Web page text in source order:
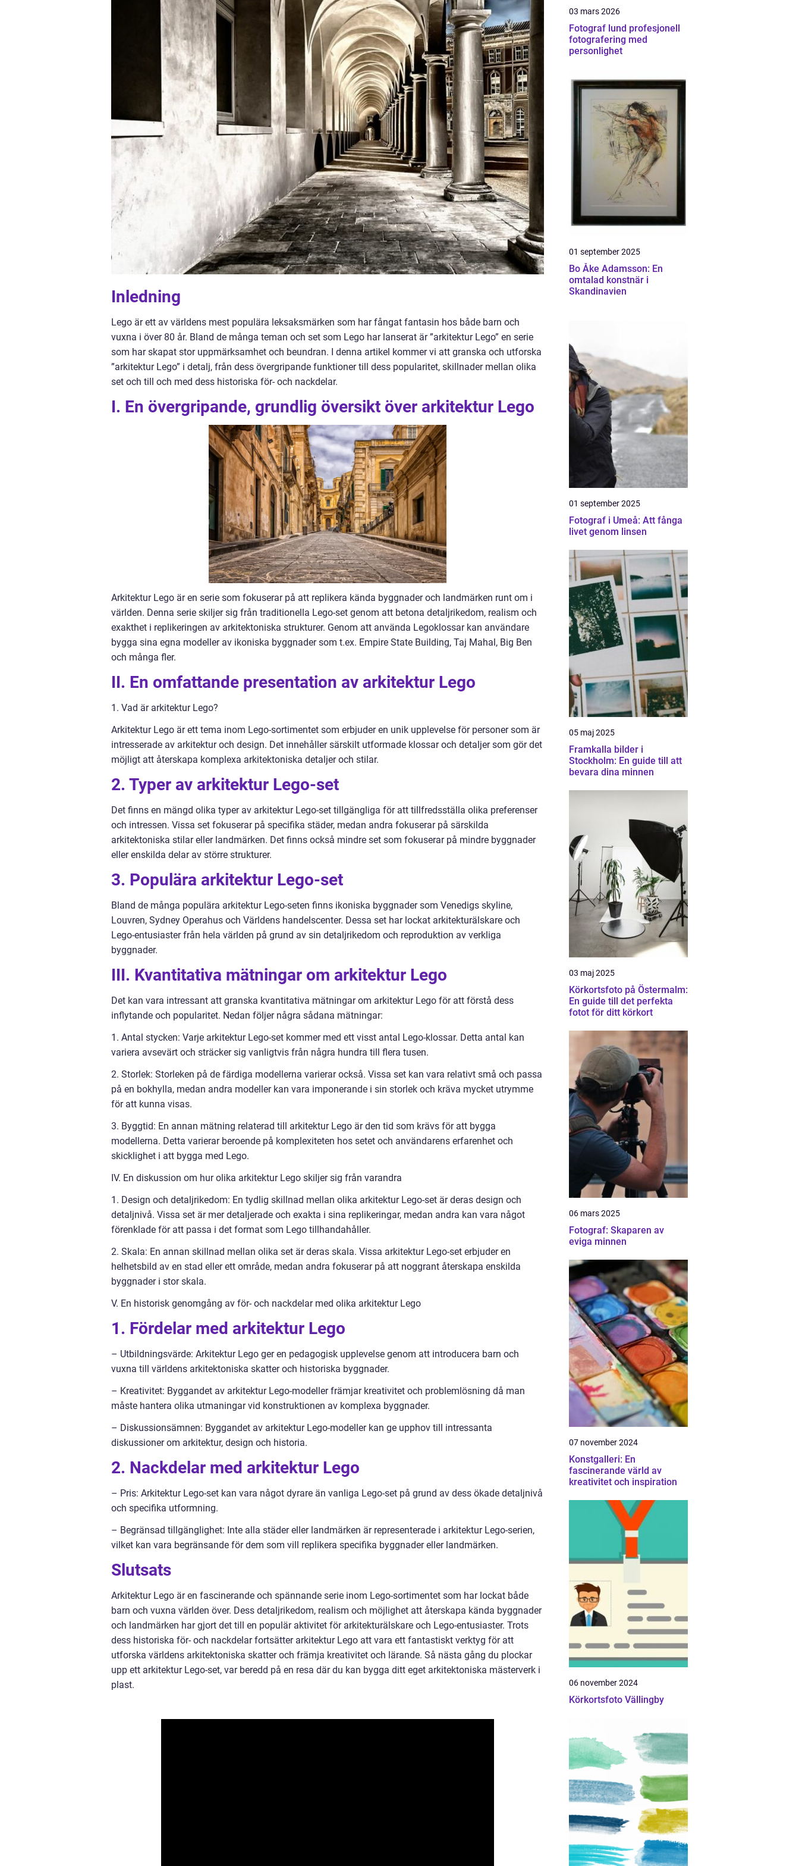
Inledning
Lego är ett av världens mest populära leksaksmärken som har fångat fantasin hos både barn och
vuxna i över 80 år. Bland de många teman och set som Lego har lanserat är ”arkitektur Lego” en serie
som har skapat stor uppmärksamhet och beundran. I denna artikel kommer vi att granska och utforska
”arkitektur Lego” i detalj, från dess övergripande funktioner till dess popularitet, skillnader mellan olika
set och till och med dess historiska för- och nackdelar.
I. En övergripande, grundlig översikt över arkitektur Lego
Arkitektur Lego är en serie som fokuserar på att replikera kända byggnader och landmärken runt om i
världen. Denna serie skiljer sig från traditionella Lego-set genom att betona detaljrikedom, realism och
exakthet i replikeringen av arkitektoniska strukturer. Genom att använda Legoklossar kan användare
bygga sina egna modeller av ikoniska byggnader som t.ex. Empire State Building, Taj Mahal, Big Ben
och många fler.
II. En omfattande presentation av arkitektur Lego
1. Vad är arkitektur Lego?
Arkitektur Lego är ett tema inom Lego-sortimentet som erbjuder en unik upplevelse för personer som är
intresserade av arkitektur och design. Det innehåller särskilt utformade klossar och detaljer som gör det
möjligt att återskapa komplexa arkitektoniska detaljer och stilar.
2. Typer av arkitektur Lego-set
Det finns en mängd olika typer av arkitektur Lego-set tillgängliga för att tillfredsställa olika preferenser
och intressen. Vissa set fokuserar på specifika städer, medan andra fokuserar på särskilda
arkitektoniska stilar eller landmärken. Det finns också mindre set som fokuserar på mindre byggnader
eller enskilda delar av större strukturer.
3. Populära arkitektur Lego-set
Bland de många populära arkitektur Lego-seten finns ikoniska byggnader som Venedigs skyline,
Louvren, Sydney Operahus och Världens handelscenter. Dessa set har lockat arkitekturälskare och
Lego-entusiaster från hela världen på grund av sin detaljrikedom och reproduktion av verkliga
byggnader.
III. Kvantitativa mätningar om arkitektur Lego
Det kan vara intressant att granska kvantitativa mätningar om arkitektur Lego för att förstå dess
inflytande och popularitet. Nedan följer några sådana mätningar:
1. Antal stycken: Varje arkitektur Lego-set kommer med ett visst antal Lego-klossar. Detta antal kan
variera avsevärt och sträcker sig vanligtvis från några hundra till flera tusen.
2. Storlek: Storleken på de färdiga modellerna varierar också. Vissa set kan vara relativt små och passa
på en bokhylla, medan andra modeller kan vara imponerande i sin storlek och kräva mycket utrymme
för att kunna visas.
3. Byggtid: En annan mätning relaterad till arkitektur Lego är den tid som krävs för att bygga
modellerna. Detta varierar beroende på komplexiteten hos setet och användarens erfarenhet och
skicklighet i att bygga med Lego.
IV. En diskussion om hur olika arkitektur Lego skiljer sig från varandra
1. Design och detaljrikedom: En tydlig skillnad mellan olika arkitektur Lego-set är deras design och
detaljnivå. Vissa set är mer detaljerade och exakta i sina replikeringar, medan andra kan vara något
förenklade för att passa i det format som Lego tillhandahåller.
2. Skala: En annan skillnad mellan olika set är deras skala. Vissa arkitektur Lego-set erbjuder en
helhetsbild av en stad eller ett område, medan andra fokuserar på att noggrant återskapa enskilda
byggnader i stor skala.
V. En historisk genomgång av för- och nackdelar med olika arkitektur Lego
1. Fördelar med arkitektur Lego
– Utbildningsvärde: Arkitektur Lego ger en pedagogisk upplevelse genom att introducera barn och
vuxna till världens arkitektoniska skatter och historiska byggnader.
– Kreativitet: Byggandet av arkitektur Lego-modeller främjar kreativitet och problemlösning då man
måste hantera olika utmaningar vid konstruktionen av komplexa byggnader.
– Diskussionsämnen: Byggandet av arkitektur Lego-modeller kan ge upphov till intressanta
diskussioner om arkitektur, design och historia.
2. Nackdelar med arkitektur Lego
– Pris: Arkitektur Lego-set kan vara något dyrare än vanliga Lego-set på grund av dess ökade detaljnivå
och specifika utformning.
– Begränsad tillgänglighet: Inte alla städer eller landmärken är representerade i arkitektur Lego-serien,
vilket kan vara begränsande för dem som vill replikera specifika byggnader eller landmärken.
Slutsats
Arkitektur Lego är en fascinerande och spännande serie inom Lego-sortimentet som har lockat både
barn och vuxna världen över. Dess detaljrikedom, realism och möjlighet att återskapa kända byggnader
och landmärken har gjort det till en populär aktivitet för arkitekturälskare och Lego-entusiaster. Trots
dess historiska för- och nackdelar fortsätter arkitektur Lego att vara ett fantastiskt verktyg för att
utforska världens arkitektoniska skatter och främja kreativitet och lärande. Så nästa gång du plockar
upp ett arkitektur Lego-set, var beredd på en resa där du kan bygga ditt eget arkitektoniska mästerverk i
plast.
03 mars 2026
Fotograf lund profesjonell
fotografering med
personlighet
01 september 2025
Bo Åke Adamsson: En
omtalad konstnär i
Skandinavien
01 september 2025
Fotograf i Umeå: Att fånga
livet genom linsen
05 maj 2025
Framkalla bilder i
Stockholm: En guide till att
bevara dina minnen
03 maj 2025
Körkortsfoto på Östermalm:
En guide till det perfekta
fotot för ditt körkort
06 mars 2025
Fotograf: Skaparen av
eviga minnen
07 november 2024
Konstgalleri: En
fascinerande värld av
kreativitet och inspiration
06 november 2024
Körkortsfoto Vällingby